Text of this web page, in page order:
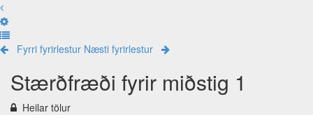
Fyrri fyrirlestur Næsti fyrirlestur
Stærðfræði fyrir miðstig 1
Heilar tölur